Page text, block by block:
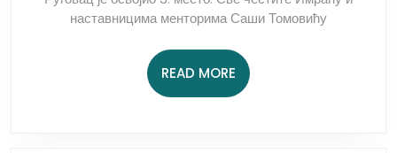
наставницима менторима Саши Томовићу
READ MORE READ
MORE